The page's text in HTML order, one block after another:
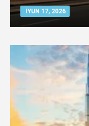
İYUN 17, 2026